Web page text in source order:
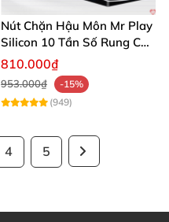
Nút Chặn Hậu Môn Mr Play
Silicon 10 Tần Số Rung Cao
Cấp
810.000₫
953.000₫
-15%
(949)
4 5